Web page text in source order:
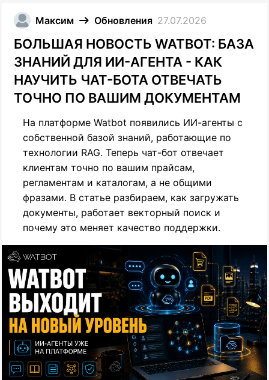
Максим Обновления 27.07.2026
БОЛЬШАЯ НОВОСТЬ WATBOT: БАЗА
ЗНАНИЙ ДЛЯ ИИ-АГЕНТА - КАК
НАУЧИТЬ ЧАТ-БОТА ОТВЕЧАТЬ
ТОЧНО ПО ВАШИМ ДОКУМЕНТАМ
На платформе Watbot появились ИИ-агенты с
собственной базой знаний, работающие по
технологии RAG. Теперь чат-бот отвечает
клиентам точно по вашим прайсам,
регламентам и каталогам, а не общими
фразами. В статье разбираем, как загружать
документы, работает векторный поиск и
почему это меняет качество поддержки.